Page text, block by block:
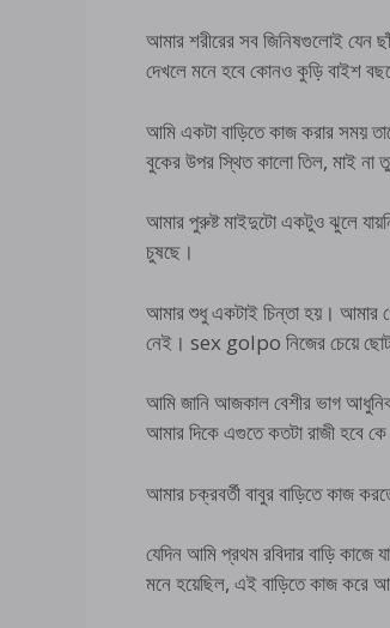
আমার শরীরের সব জিনিষগুলোই যেন
দেখলে মনে হবে কোনও কুড়ি বাইশ
আমি একটা বাড়িতে কাজ করার সময়
বুকের উপর স্থিত কালো তিল, মাই না
আমার পুরুষ্ট মাইদুটো একটুও ঝুলে
চুষছে।
আমার শুধু একটাই চিন্তা হয়। আমার
নেই। sex golpo নিজের চেয়ে ছোট
আমি জানি আজকাল বেশীর ভাগ
আমার দিকে এগুতে কতটা রাজী হবে
আমার চক্রবর্তী বাবুর বাড়িতে কাজ
যেদিন আমি প্রথম রবিদার বাড়ি
মনে হয়েছিল, এই বাড়িতে কাজ করে